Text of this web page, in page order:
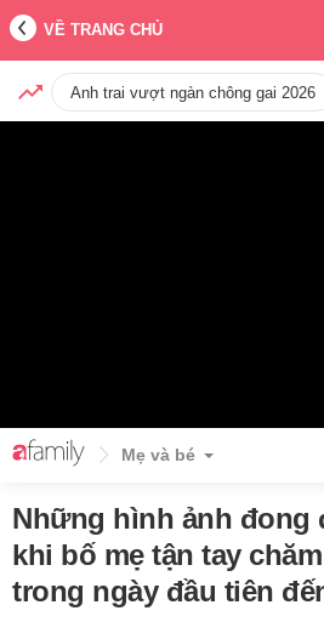
VỀ TRANG CHỦ
Anh trai vượt ngàn chông gai 2026
Mẹ và bé
Những hình ảnh đong
khi bố mẹ tận tay
trong ngày đầu tiên